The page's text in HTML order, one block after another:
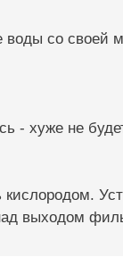
со своей
- хуже не
выходом